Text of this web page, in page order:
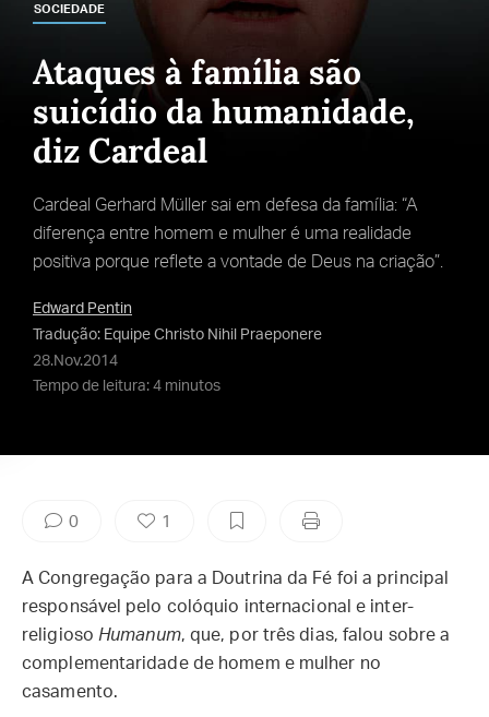
SOCIEDADE
Ataques à família são
suicídio da humanidade,
diz Cardeal
Cardeal Gerhard Müller sai em defesa da família: “A
diferença entre homem e mulher é uma realidade
positiva porque reflete a vontade de Deus na criação”.
Edward Pentin
Tradução: Equipe Christo Nihil Praeponere
28.Nov.2014
Tempo de leitura: 4 minutos
0 1
A Congregação para a Doutrina da Fé foi a principal
responsável pelo colóquio internacional e inter-
religioso Humanum, que, por três dias, falou sobre a
complementaridade de homem e mulher no
casamento.